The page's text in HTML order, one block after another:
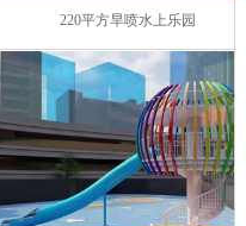
220平方旱喷水上乐园